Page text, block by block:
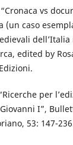
vs
caso
edited by
per
I”,
53: 147-